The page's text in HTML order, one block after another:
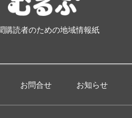
購読者のための地域情報紙
お問合せ お知らせ